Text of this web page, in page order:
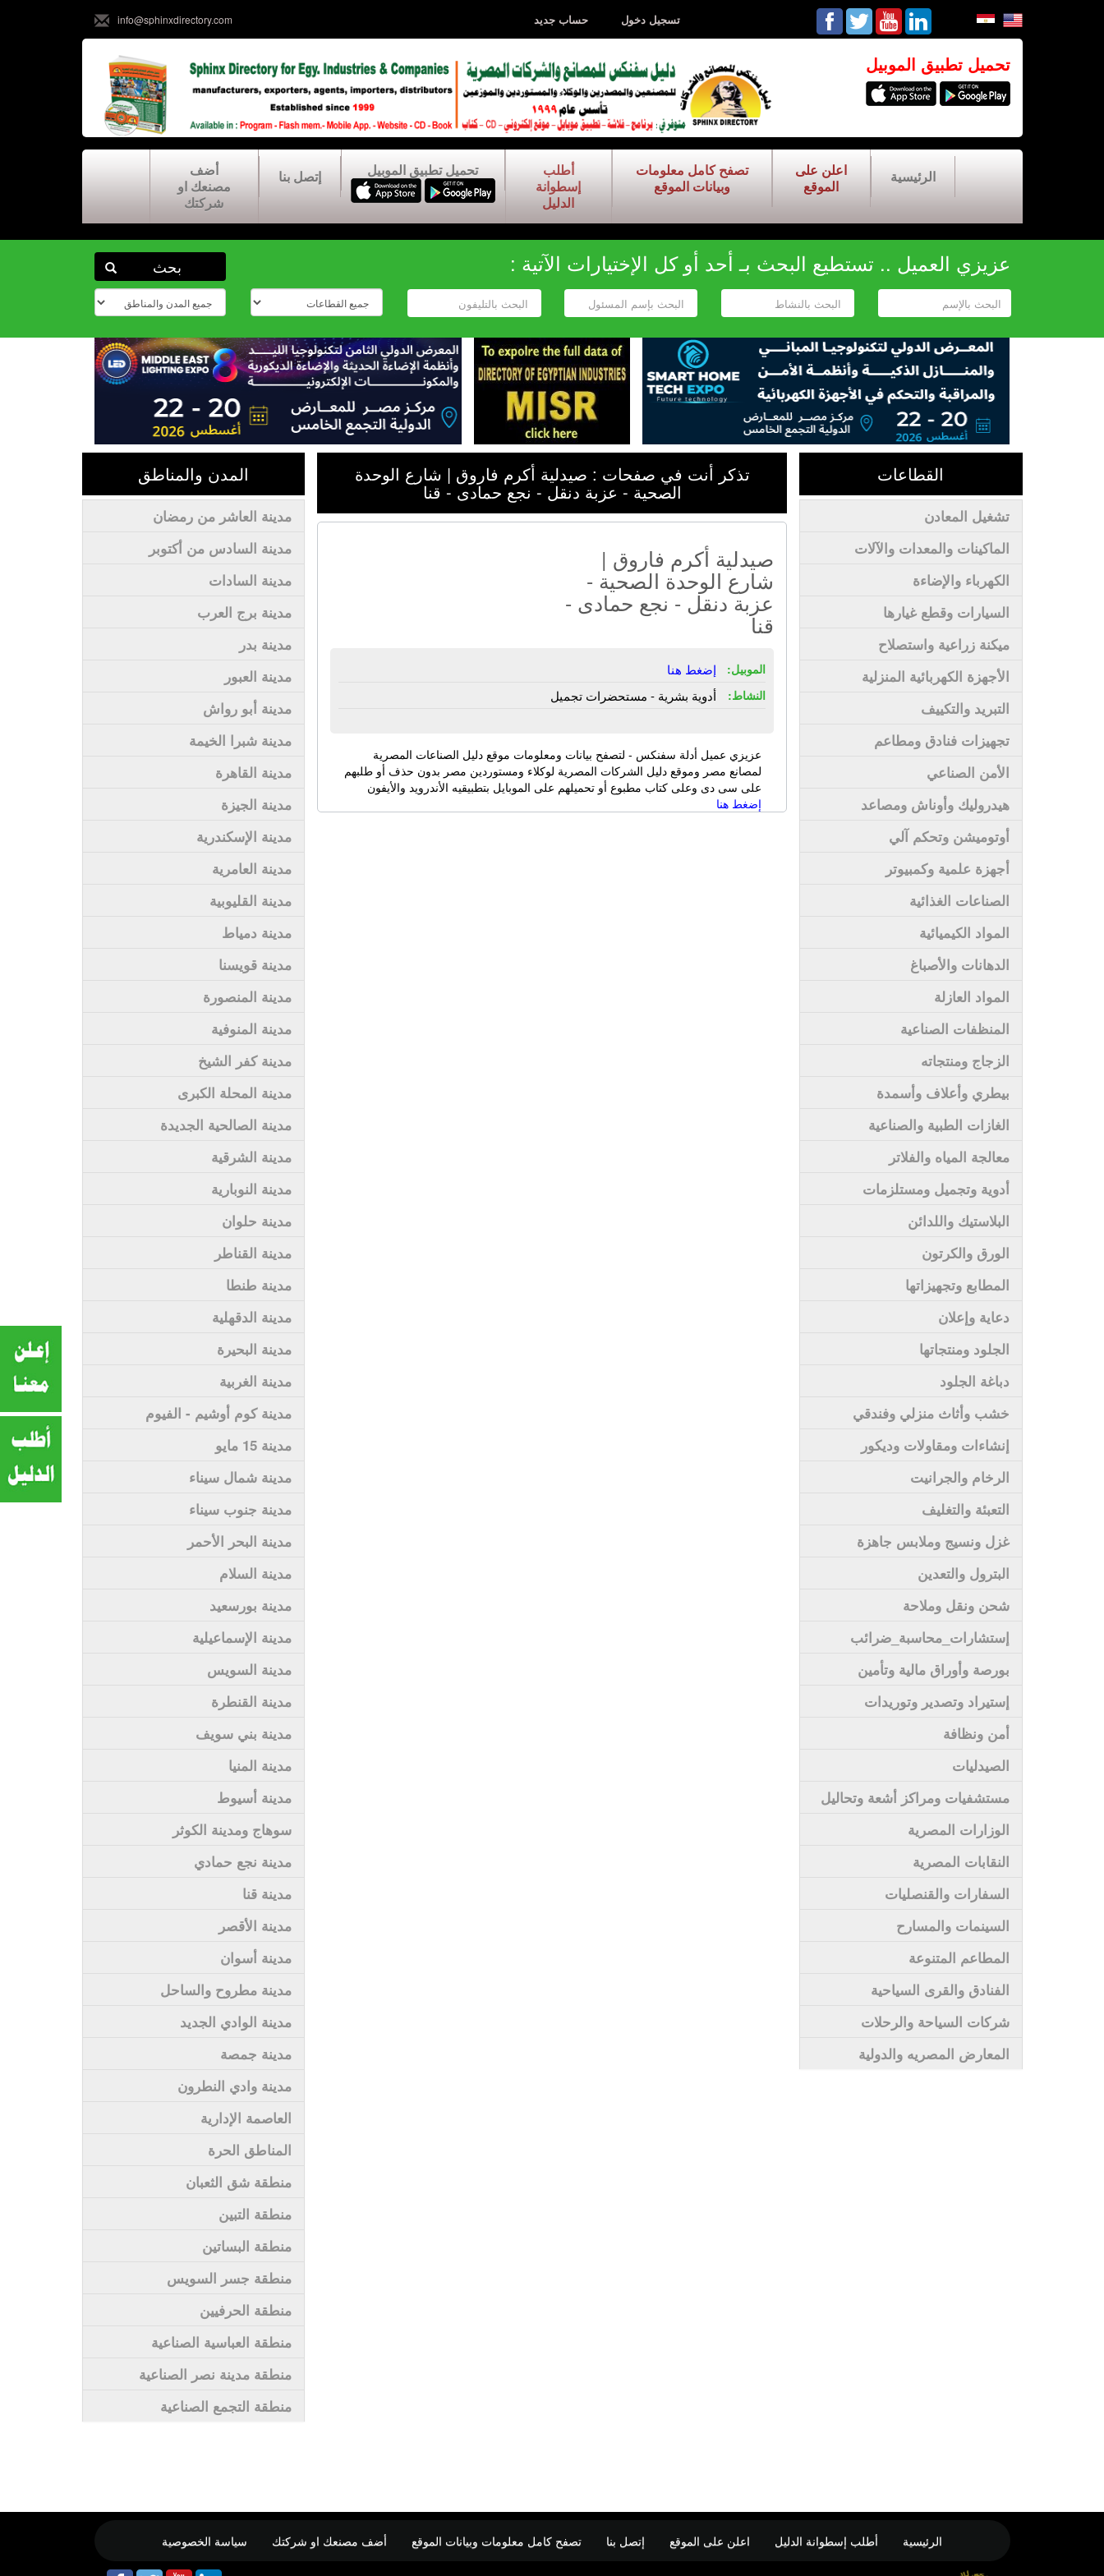
تسجيل دخول حساب جديد info@sphinxdirectory.com
تحميل تطبيق الموبيل
الرئيسية
اعلن على
الموقع
تصفح كامل معلومات
وبيانات الموقع
أطلب
إسطوانة
الدليل
تحميل تطبيق الموبيل إتصل بنا
أضف
مصنعك او
شركتك
عزيزي العميل .. تستطيع البحث بـ أحد أو كل الإختيارات الآتية :
القطاعات
تشغيل المعادن
الماكينات والمعدات والآلات
الكهرباء والإضاءة
السيارات وقطع غيارها
ميكنة زراعية واستصلاح
الأجهزة الكهربائية المنزلية
التبريد والتكييف
تجهيزات فنادق ومطاعم
الأمن الصناعي
هيدروليك وأوناش ومصاعد
أوتوميشن وتحكم آلي
أجهزة علمية وكمبيوتر
الصناعات الغذائية
المواد الكيميائية
الدهانات والأصباغ
المواد العازلة
المنظفات الصناعية
الزجاج ومنتجاته
بيطري وأعلاف وأسمدة
الغازات الطبية والصناعية
معالجة المياه والفلاتر
أدوية وتجميل ومستلزمات
البلاستيك واللدائن
الورق والكرتون
المطابع وتجهيزاتها
دعاية وإعلان
الجلود ومنتجاتها
دباغة الجلود
خشب وأثاث منزلي وفندقي
إنشاءات ومقاولات وديكور
الرخام والجرانيت
التعبئة والتغليف
غزل ونسيج وملابس جاهزة
البترول والتعدين
شحن ونقل وملاحة
إستشارات_محاسبة_ضرائب
بورصة وأوراق مالية وتأمين
إستيراد وتصدير وتوريدات
أمن ونظافة
الصيدليات
مستشفيات ومراكز أشعة وتحاليل
الوزارات المصرية
النقابات المصرية
السفارات والقنصليات
السينمات والمسارح
المطاعم المتنوعة
الفنادق والقرى السياحية
شركات السياحة والرحلات
المعارض المصريه والدولية
تذكر أنت في صفحات : صيدلية أكرم فاروق | شارع الوحدة
الصحية - عزبة دنقل - نجع حمادى - قنا
صيدلية أكرم فاروق |
شارع الوحدة الصحية -
عزبة دنقل - نجع حمادى -
قنا
الموبيل: إضغط هنا
النشاط: أدوية بشرية - مستحضرات تجميل
عزيزي عميل أدلة سفنكس - لتصفح بيانات ومعلومات موقع دليل الصناعات المصرية
لمصانع مصر وموقع دليل الشركات المصرية لوكلاء ومستوردين مصر بدون حذف أو طلبهم
على سى دى وعلى كتاب مطبوع أو تحميلهم على الموبايل بتطبيقيه الأندرويد والأيفون
إضغط هنا
المدن والمناطق
مدينة العاشر من رمضان
مدينة السادس من أكتوبر
مدينة السادات
مدينة برج العرب
مدينة بدر
مدينة العبور
مدينة أبو رواش
مدينة شبرا الخيمة
مدينة القاهرة
مدينة الجيزة
مدينة الإسكندرية
مدينة العامرية
مدينة القليوبية
مدينة دمياط
مدينة قويسنا
مدينة المنصورة
مدينة المنوفية
مدينة كفر الشيخ
مدينة المحلة الكبرى
مدينة الصالحية الجديدة
مدينة الشرقية
مدينة النوبارية
مدينة حلوان
مدينة القناطر
مدينة طنطا
مدينة الدقهلية
مدينة البحيرة
مدينة الغربية
مدينة كوم أوشيم - الفيوم
مدينة 15 مايو
مدينة شمال سيناء
مدينة جنوب سيناء
مدينة البحر الأحمر
مدينة السلام
مدينة بورسعيد
مدينة الإسماعيلية
مدينة السويس
مدينة القنطرة
مدينة بني سويف
مدينة المنيا
مدينة أسيوط
سوهاج ومدينة الكوثر
مدينة نجع حمادي
مدينة قنا
مدينة الأقصر
مدينة أسوان
مدينة مطروح والساحل
مدينة الوادي الجديد
مدينة جمصة
مدينة وادي النطرون
العاصمة الإدارية
المناطق الحرة
منطقة شق الثعبان
منطقة التبين
منطقة البساتين
منطقة جسر السويس
منطقة الحرفيين
منطقة العباسية الصناعية
منطقة مدينة نصر الصناعية
منطقة التجمع الصناعية
الرئيسية أطلب إسطوانة الدليل اعلن على الموقع إتصل بنا تصفح كامل معلومات وبيانات الموقع أضف مصنعك او شركتك سياسة الخصوصية